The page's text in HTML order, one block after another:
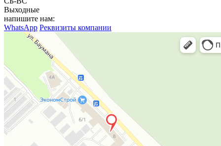
Выходные
напишите нам:
WhatsApp Реквизиты компании